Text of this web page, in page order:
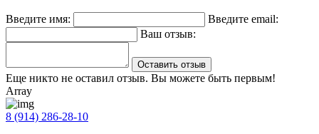
Введите имя:
Введите email:
Ваш отзыв:
Оставить отзыв
Еще никто не оставил отзыв. Вы можете быть первым!
Array
8 (914) 286-28-10